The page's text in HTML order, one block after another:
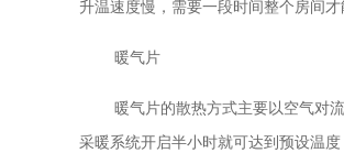
升温速度慢，需要一段时间整个房间才
暖气片
暖气片的散热方式主要以空气对
采暖系统开启半小时就可达到预设温度